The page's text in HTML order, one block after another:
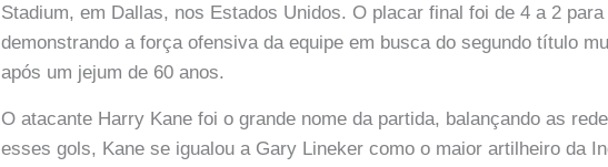
Stadium, em Dallas, nos Estados Unidos. O placar final foi de 4 a 2
demonstrando a força ofensiva da equipe em busca do segundo título
após um jejum de 60 anos.
O atacante Harry Kane foi o grande nome da partida, balançando as
esses gols, Kane se igualou a Gary Lineker como o maior artilheiro da